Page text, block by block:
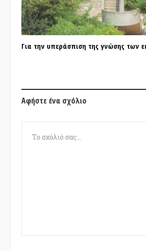
Για την υπεράσπιση της γνώσης των
Αφήστε ένα σχόλιο